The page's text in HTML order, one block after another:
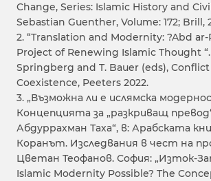
Change, Series: Islamic History and
Sebastian Guenther, Volume: 172; Brill,
2. “Translation and Modernity: ?Abd ar-
Project of Renewing Islamic Thought “.
Springberg and T. Bauer (eds), Conflict
Coexistence, Peeters 2022.
3. „Възможна ли е ислямска
Концепцията за „разкриващ
Абдуррахман Таха“, в: Арабската
Коранът. Изследвания в чест на
Цветан Теофанов. София: „Изток-
Islamic Modernity Possible? The